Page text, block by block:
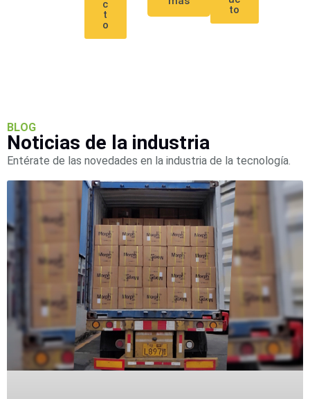
Redes
Mecánicos
(HDD) Memorias
SD /
Memorias
Micro
Servidores
AplicaciónUnidades
de Estado
Sólido
(SSD)
Software
VMS y
Analíticas
EPCOM
c
t
o
to
BLOG
Noticias de la industria
Entérate de las novedades en la industria de la tecnología.